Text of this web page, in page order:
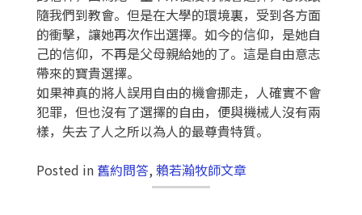
隨我們到教會。但是在大學的環境裏，受到各方面
的衝擊，讓她再次作出選擇。如今的信仰，是她自
己的信仰，不再是父母親給她的了。這是自由意志
帶來的寶貴選擇。
如果神真的將人誤用自由的機會挪走，人確實不會
犯罪，但也沒有了選擇的自由，便與機械人沒有兩
樣，失去了人之所以為人的最尊貴特質。
Posted in 舊約問答, 賴若瀚牧師文章